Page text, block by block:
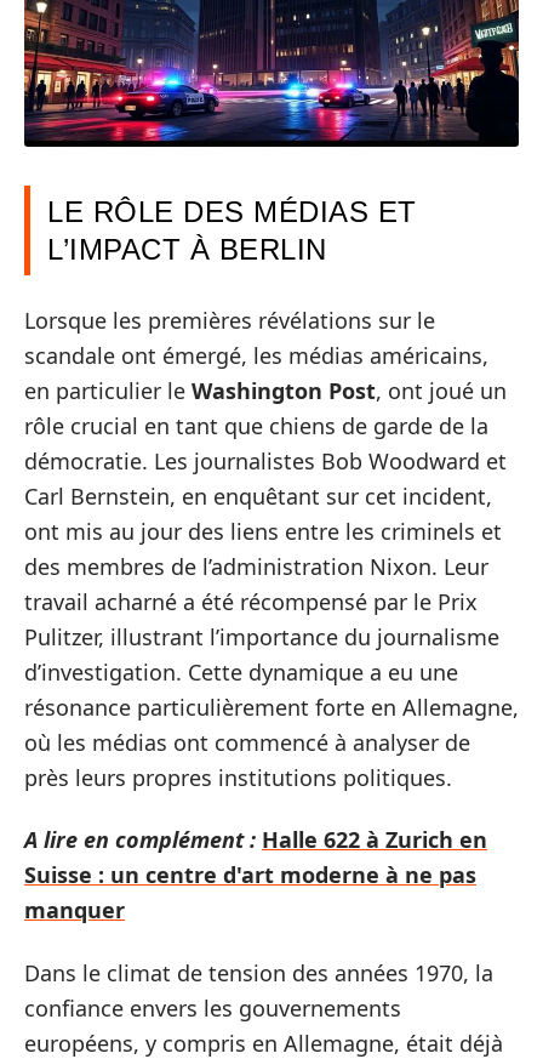
LE RÔLE DES MÉDIAS ET
L’IMPACT À BERLIN
Lorsque les premières révélations sur le
scandale ont émergé, les médias américains,
en particulier le Washington Post, ont joué un
rôle crucial en tant que chiens de garde de la
démocratie. Les journalistes Bob Woodward et
Carl Bernstein, en enquêtant sur cet incident,
ont mis au jour des liens entre les criminels et
des membres de l’administration Nixon. Leur
travail acharné a été récompensé par le Prix
Pulitzer, illustrant l’importance du journalisme
d’investigation. Cette dynamique a eu une
résonance particulièrement forte en Allemagne,
où les médias ont commencé à analyser de
près leurs propres institutions politiques.
A lire en complément : Halle 622 à Zurich en
Suisse : un centre d'art moderne à ne pas
manquer
Dans le climat de tension des années 1970, la
confiance envers les gouvernements
européens, y compris en Allemagne, était déjà